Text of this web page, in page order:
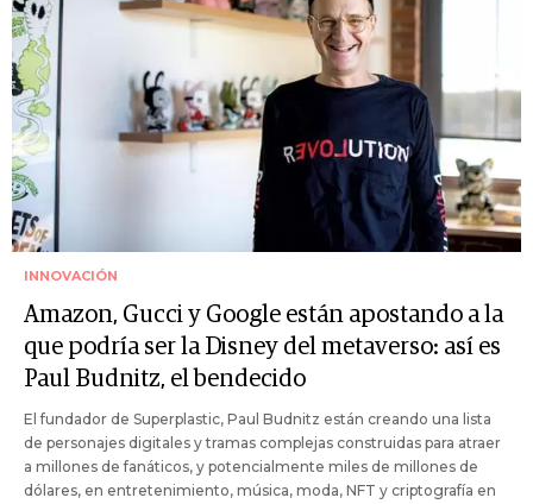
INNOVACIÓN
Amazon, Gucci y Google están apostando a la
que podría ser la Disney del metaverso: así es
Paul Budnitz, el bendecido
El fundador de Superplastic, Paul Budnitz están creando una lista
de personajes digitales y tramas complejas construidas para atraer
a millones de fanáticos, y potencialmente miles de millones de
dólares, en entretenimiento, música, moda, NFT y criptografía en